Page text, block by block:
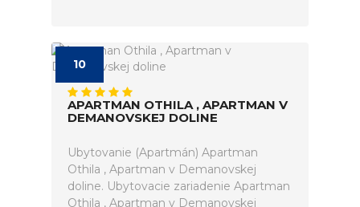
10
APARTMAN OTHILA , APARTMAN V
DEMANOVSKEJ DOLINE
Ubytovanie (Apartmán) Apartman
Othila , Apartman v Demanovskej
doline. Ubytovacie zariadenie Apartman
Othila , Apartman v Demanovskej